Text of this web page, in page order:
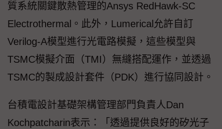
質系統關鍵散熱管理的Ansys RedHawk-SC
Electrothermal。此外，Lumerical允許自訂
Verilog-A模型進行光電路模擬，這些模型與
TSMC模擬介面（TMI）無縫搭配運作，並透過
TSMC的製成設計套件（PDK）進行協同設計。
台積電設計基礎架構管理部門負責人Dan
Kochpatcharin表示：「透過提供良好的矽光子